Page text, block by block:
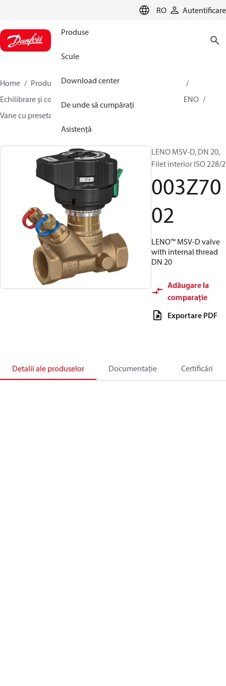
RO Autentificare
Produse
Scule
Download center
De unde să cumpărați
Asistență
Home Produse
Climate Solutions pentru încălzire
Echilibrare și control hidraulic
LENO
Vane cu presetare manuală LENO™ MSV-D
LENO MSV-D, DN 20,
Filet interior ISO 228/2
003Z70
02
LENO™ MSV-D valve
with internal thread
DN 20
Adăugare la
comparație
Exportare PDF
Detalii ale produselor Documentație Certificări